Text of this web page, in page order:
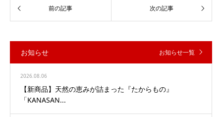
お知らせ お知らせ一覧
2026.08.06
【新商品】天然の恵みが詰まった『たからもの』
「KANASAN...